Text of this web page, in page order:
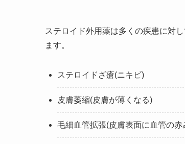
ステロイド外用薬は多くの疾患に対
ます。
ステロイドざ瘡(ニキビ)
皮膚萎縮(皮膚が薄くなる)
毛細血管拡張(皮膚表面に血管の赤